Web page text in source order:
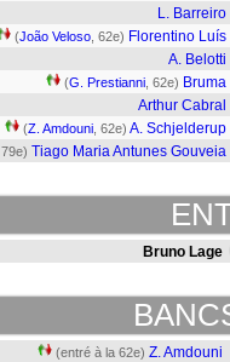
L. Barreiro
(João Veloso , 62e) Florentino Luís
A. Belotti
(G. Prestianni , 62e) Bruma
Arthur Cabral
(Z. Amdouni , 62e) A. Schjelderup
, 79e) Tiago Maria Antunes Gouveia
Bruno Lage
(entré à la 62e) Z. Amdouni